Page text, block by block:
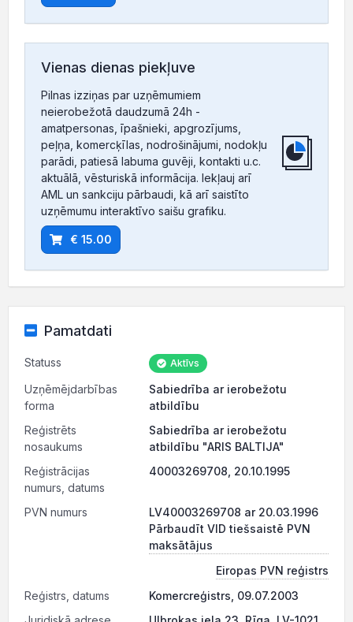
Vienas dienas piekļuve
Pilnas izziņas par uzņēmumiem
neierobežotā daudzumā 24h -
amatpersonas, īpašnieki, apgrozījums,
peļņa, komercķīlas, nodrošinājumi, nodokļu
parādi, patiesā labuma guvēji, kontakti u.c.
aktuālā, vēsturiskā informācija. Iekļauj arī
AML un sankciju pārbaudi, kā arī saistīto
uzņēmumu interaktīvo saišu grafiku.
€ 15.00
Pamatdati
Statuss Aktīvs
Uzņēmējdarbības
forma
Sabiedrība ar ierobežotu
atbildību
Reģistrēts
nosaukums
Sabiedrība ar ierobežotu
atbildību "ARIS BALTIJA"
Reģistrācijas
numurs, datums
40003269708, 20.10.1995
PVN numurs
LV40003269708 ar 20.03.1996
Pārbaudīt VID tiešsaistē PVN
maksātājus
Eiropas PVN reģistrs
Reģistrs, datums
Komercreģistrs, 09.07.2003